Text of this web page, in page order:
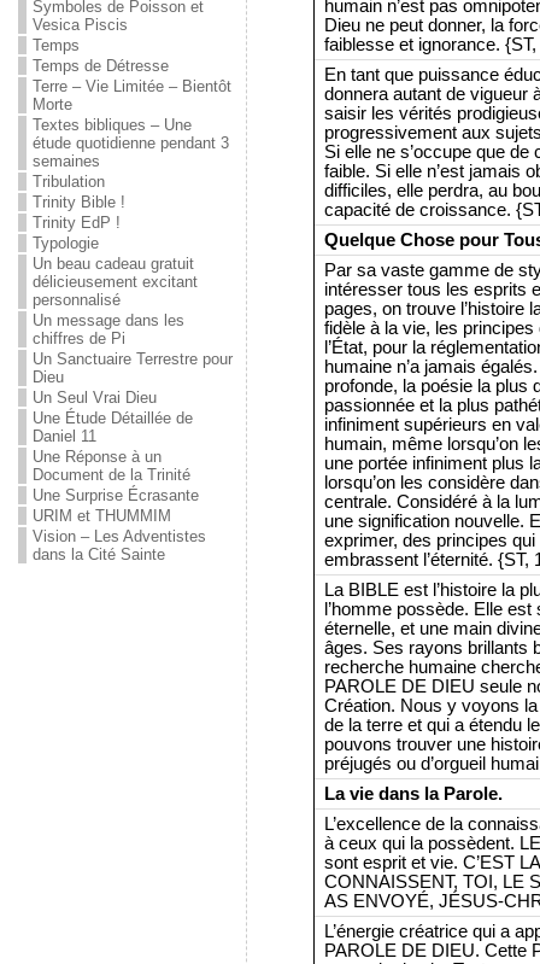
Symboles de Poisson et
Vesica Piscis
Temps
Temps de Détresse
Terre – Vie Limitée – Bientôt
Morte
Textes bibliques – Une
étude quotidienne pendant 3
semaines
Tribulation
Trinity Bible !
Trinity EdP !
Typologie
Un beau cadeau gratuit
délicieusement excitant
personnalisé
Un message dans les
chiffres de Pi
Un Sanctuaire Terrestre pour
Dieu
Un Seul Vrai Dieu
Une Étude Détaillée de
Daniel 11
Une Réponse à un
Document de la Trinité
Une Surprise Écrasante
URIM et THUMMIM
Vision – Les Adventistes
dans la Cité Sainte
humain n’est pas
Dieu ne peut donner, la
faiblesse et ignorance.
En tant que puissance
donnera autant de vigueur
saisir les vérités
progressivement aux
Si elle ne s’occupe que
faible. Si elle n’est jamais
difficiles, elle perdra, au
capacité de croissance.
Quelque Chose pour
Par sa vaste gamme de
intéresser tous les esprits
pages, on trouve l’histoire
fidèle à la vie, les
l’État, pour la
humaine n’a jamais
profonde, la poésie la plus
passionnée et la plus
infiniment supérieurs en
humain, même lorsqu’on
une portée infiniment plus
lorsqu’on les considère
centrale. Considéré à la
une signification nouvelle.
exprimer, des principes
embrassent l’éternité. {ST,
La BIBLE est l’histoire la
l’homme possède. Elle
éternelle, et une main
âges. Ses rayons brillants
recherche humaine
PAROLE DE DIEU seule
Création. Nous y voyons
de la terre et qui a étendu
pouvons trouver une
préjugés ou d’orgueil
La vie dans la Parole.
L’excellence de la
à ceux qui la possèdent.
sont esprit et vie. C’EST
CONNAISSENT, TOI, LE
AS ENVOYÉ, JÉSUS-
L’énergie créatrice qui a
PAROLE DE DIEU. Cette